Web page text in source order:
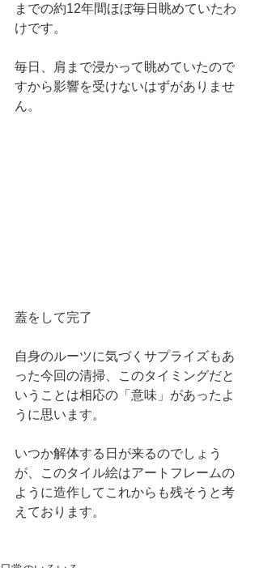
までの約12年間ほぼ毎日眺めていたわ
けです。
毎日、肩まで浸かって眺めていたので
すから影響を受けないはずがありませ
ん。
蓋をして完了
自身のルーツに気づくサプライズもあ
った今回の清掃、このタイミングだと
いうことは相応の「意味」があったよ
うに思います。
いつか解体する日が来るのでしょう
が、このタイル絵はアートフレームの
ように造作してこれからも残そうと考
えております。